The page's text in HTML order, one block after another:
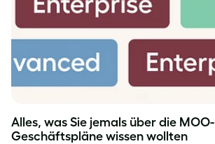
Alles, was Sie jemals über die MOO-
Geschäftspläne wissen wollten